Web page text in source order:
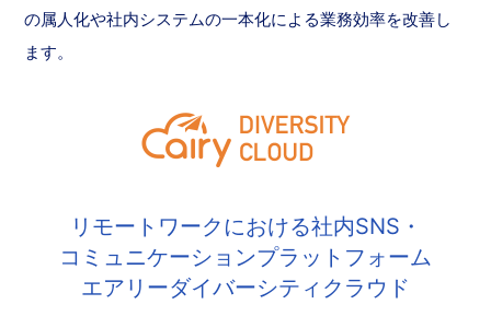
の属人化や社内システムの一本化による業務効率を改善し
ます。
リモートワークにおける社内SNS・
コミュニケーションプラットフォーム
エアリーダイバーシティクラウド